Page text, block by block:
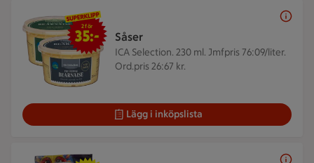
Såser
ICA Selection. 230 ml. Jmfpris 76:09/liter.
Ord.pris 26:67 kr.
2 för 35 kr
2 för
35:-
Lägg i inköpslista